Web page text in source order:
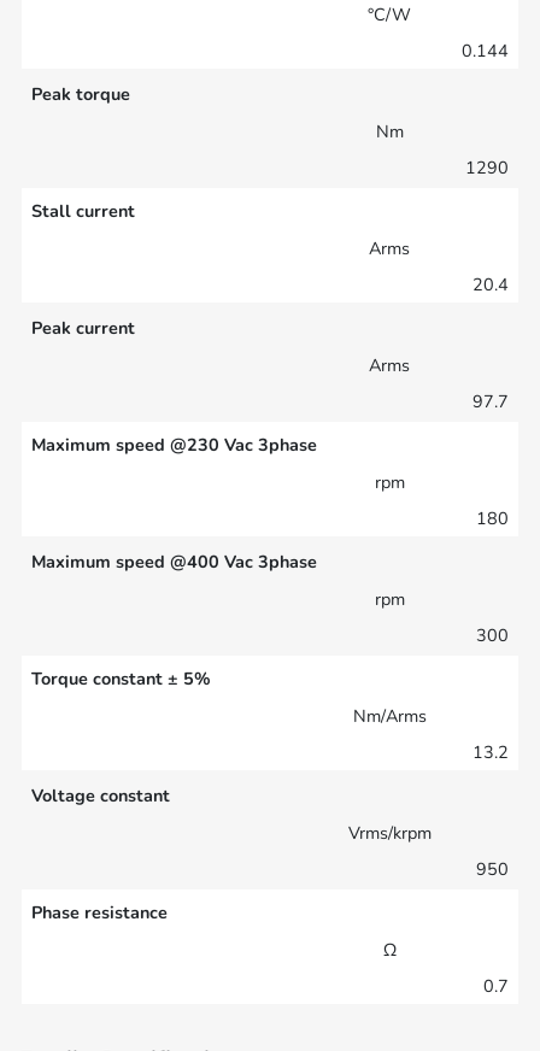
°C/W
0.144
Peak torque
Nm
1290
Stall current
Arms
20.4
Peak current
Arms
97.7
Maximum speed @230 Vac 3phase
rpm
180
Maximum speed @400 Vac 3phase
rpm
300
Torque constant ± 5%
Nm/Arms
13.2
Voltage constant
Vrms/krpm
950
Phase resistance
Ω
0.7